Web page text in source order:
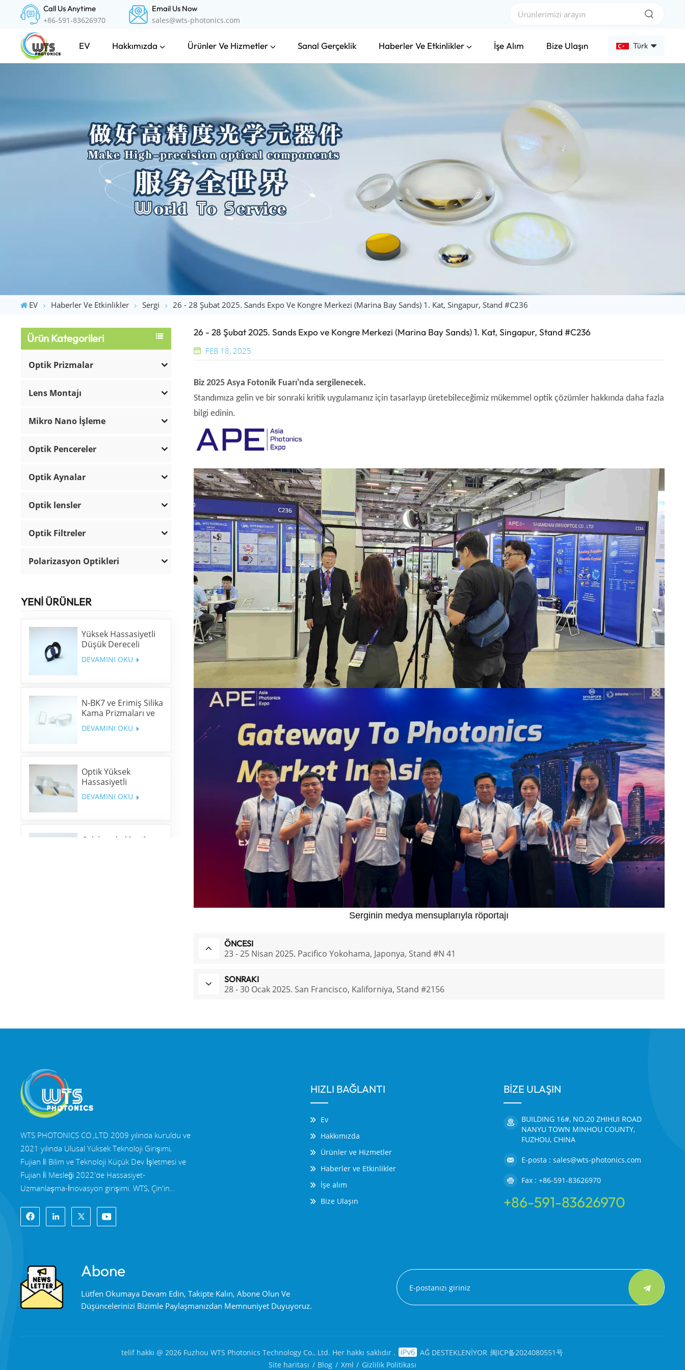
Call Us Anytime
+86-591-83626970
Email Us Now
sales@wts-photonics.com
EV Hakkımızda Ürünler Ve Hizmetler Sanal Gerçeklik Haberler Ve Etkinlikler İşe Alım Bize Ulaşın Türk
中文
EV Haberler Ve Etkinlikler Sergi 26 - 28 Şubat 2025. Sands Expo Ve Kongre Merkezi (Marina Bay Sands) 1. Kat, Singapur, Stand #C236
Ürün Kategorileri
Optik Prizmalar
Lens Montajı
Mikro Nano İşleme
Optik Pencereler
Optik Aynalar
Optik lensler
Optik Filtreler
Polarizasyon Optikleri
YENİ ÜRÜNLER
Yüksek Hassasiyetli
Düşük Dereceli
Dalga Plakası
DEVAMINI OKU
N-BK7 ve Erimiş Silika
Kama Prizmaları ve
Kama Pencereleri
DEVAMINI OKU
Optik Yüksek
Hassasiyetli
Romboid Prizmalar
DEVAMINI OKU
Çok bantlı dikroik
26 - 28 Şubat 2025. Sands Expo ve Kongre Merkezi (Marina Bay Sands) 1. Kat, Singapur, Stand #C236
FEB 18, 2025
Biz 2025 Asya Fotonik Fuarı'nda sergilenecek.
Standımıza gelin ve bir sonraki kritik uygulamanız için tasarlayıp üretebileceğimiz mükemmel optik çözümler hakkında daha fazla
bilgi edinin.
Serginin medya mensuplarıyla röportajı
ÖNCESI
23 - 25 Nisan 2025. Pacifico Yokohama, Japonya, Stand #N 41
SONRAKI
28 - 30 Ocak 2025. San Francisco, Kaliforniya, Stand #2156
WTS PHOTONICS CO.,LTD 2009 yılında kuruldu ve
2021 yılında Ulusal Yüksek Teknoloji Girişimi,
Fujian İl Bilim ve Teknoloji Küçük Dev İşletmesi ve
Fujian İl Mesleği 2022'de Hassasiyet-
Uzmanlaşma-İnovasyon girişimi. WTS, Çin'in
optik şehridir. WTS, 11.000 metrekarelik standart
fabrika binalarına sahip bir gruptur yetenekli
sistemi. WTS sağlar Ar-Ge, tasarım ve üretim için
tek elden çözümlerle müşterilerimize yüksek
hassasiyetli optik bileşenler, yüksek hassasiyetli
optik görüntüleme lensleri, ve yüksek güçlü lazer
pencereler, mercekler, silindirik mercekler, filtreler,
aynalar, prizmalar, dalga plakaları, ışın bölücüler,
HIZLI BAĞLANTI
Ev
Hakkımızda
Ürünler ve Hizmetler
Haberler ve Etkinlikler
İşe alım
Bize Ulaşın
BİZE ULAŞIN
BUILDING 16#, NO.20 ZHIHUI ROAD
NANYU TOWN MINHOU COUNTY,
FUZHOU, CHINA
E-posta : sales@wts-photonics.com
Fax : +86-591-83626970
+86-591-83626970
Abone
Lütfen Okumaya Devam Edin, Takipte Kalın, Abone Olun Ve
Düşüncelerinizi Bizimle Paylaşmanızdan Memnuniyet Duyuyoruz.
telif hakkı @ 2026 Fuzhou WTS Photonics Technology Co., Ltd. Her hakkı saklıdır . AĞ DESTEKLENİYOR 闽ICP备2024080551号
Site haritası / Blog / Xml / Gizlilik Politikası